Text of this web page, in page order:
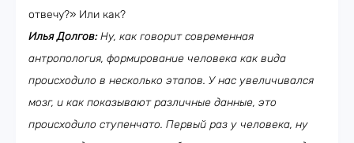
отвечу?» Или как?
Илья Долгов:Ну, как говорит современная
антропология, формирование человека как вида
происходило в несколько этапов. У нас увеличивался
мозг, и как показывают различные данные, это
происходило ступенчато. Первый раз у человека, ну